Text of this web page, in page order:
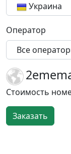
Украина
Оператор
Все
Стоимость
Заказать